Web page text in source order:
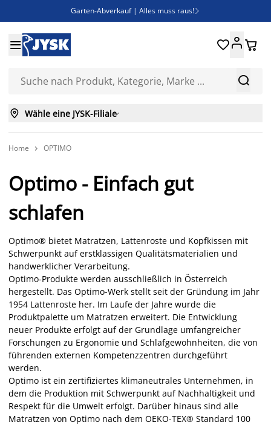
Garten-Abverkauf | Alles muss raus! 
Bist du Unternehmer? Entdecke JYSK-B2B
Esszimmerstuhl ADSLEV um nur 40€


 
 Wähle eine JYSK-Filiale
Home  OPTIMO
Optimo - Einfach gut
schlafen
Optimo® bietet Matratzen, Lattenroste und Kopfkissen mit
Schwerpunkt auf erstklassigen Qualitätsmaterialien und
handwerklicher Verarbeitung.
Optimo-Produkte werden ausschließlich in Österreich
hergestellt. Das Optimo-Werk stellt seit der Gründung im Jahr
1954 Lattenroste her. Im Laufe der Jahre wurde die
Produktpalette um Matratzen erweitert. Die Entwicklung
neuer Produkte erfolgt auf der Grundlage umfangreicher
Forschungen zu Ergonomie und Schlafgewohnheiten, die von
führenden externen Kompetenzzentren durchgeführt
werden.
Optimo ist ein zertifiziertes klimaneutrales Unternehmen, in
dem die Produktion mit Schwerpunkt auf Nachhaltigkeit und
Respekt für die Umwelt erfolgt. Darüber hinaus sind alle
Matratzen von Optimo nach dem OEKO-TEX® Standard 100